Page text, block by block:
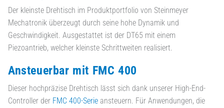
Der kleinste Drehtisch im Produktportfolio von Steinmeyer
Mechatronik überzeugt durch seine hohe Dynamik und
Geschwindigkeit. Ausgestattet ist der DT65 mit einem
Piezoantrieb, welcher kleinste Schrittweiten realisiert.
Ansteuerbar mit FMC 400
Dieser hochpräzise Drehtisch lässt sich dank unserer High-End-
Controller der FMC 400-Serie ansteuern. Für Anwendungen, die